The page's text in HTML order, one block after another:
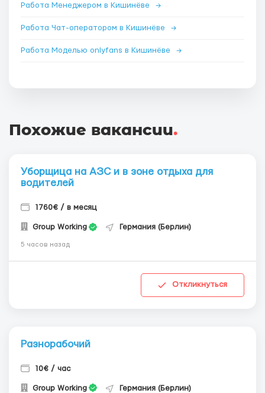
Работа Менеджером в Кишинёве →
Работа Чат-оператором в Кишинёве →
Работа Моделью onlyfans в Кишинёве →
Похожие вакансии.
Уборщица на АЗС и в зоне отдыха для
водителей
1760€ / в месяц
Group Working Германия (Берлин)
5 часов назад
Откликнуться
Разнорабочий
10€ / час
Group Working Германия (Берлин)